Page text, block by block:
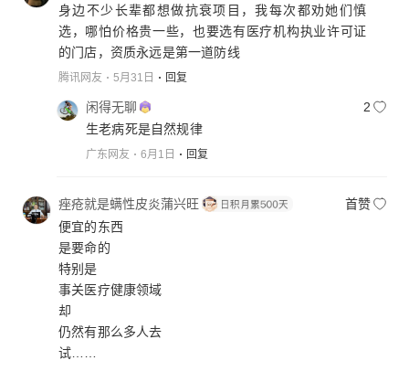
身边不少长辈都想做抗衰项目，我每次都劝她们慎
选，哪怕价格贵一些，也要选有医疗机构执业许可证
的门店，资质永远是第一道防线
腾讯网友 5月31日 回复
闲得无聊
2
生老病死是自然规律
广东网友 6月1日 回复
痤疮就是螨性皮炎蒲兴旺
首赞
便宜的东西
是要命的
特别是
事关医疗健康领域
却
仍然有那么多人去
试……